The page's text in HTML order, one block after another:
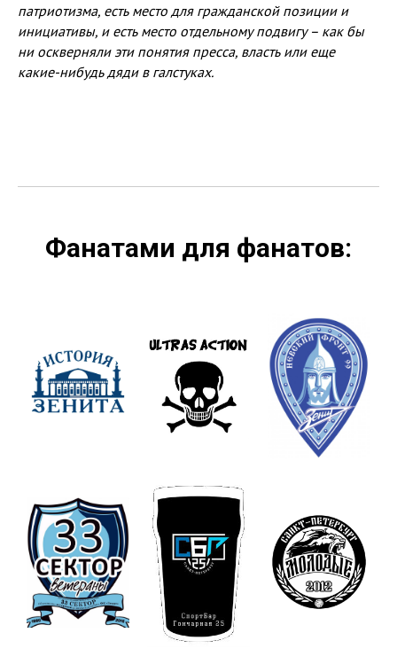
патриотизма, есть место для гражданской позиции и
инициативы, и есть место отдельному подвигу – как бы
ни оскверняли эти понятия пресса, власть или еще
какие-нибудь дяди в галстуках.
Фанатами для фанатов: